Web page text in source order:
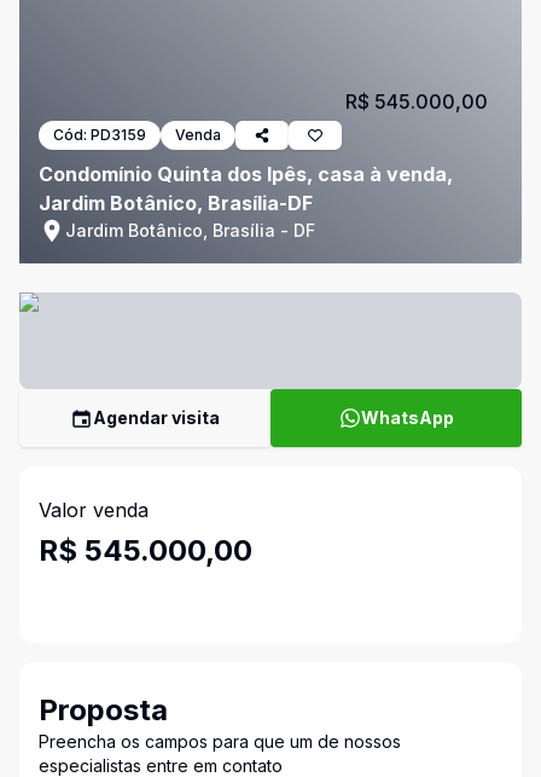
Cód: PD3159 Venda
Condomínio Quinta dos Ipês, casa à venda,
Jardim Botânico, Brasília-DF
Jardim Botânico, Brasília - DF
R$ 545.000,00
Agendar visita WhatsApp
Valor venda
R$ 545.000,00
Proposta
Preencha os campos para que um de nossos
especialistas entre em contato